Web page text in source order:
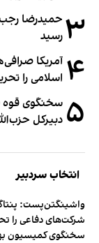
۳ حمیدرضا
رسید
۴ آمریکا
اسلامی را
۵ سخنگوی قوه
دبیر‌کل
انتخاب سردبیر
واشینگتن‌پست:
شرکت‌های دفاعی را
سخنگوی کمیسیون